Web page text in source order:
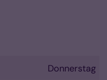
Donnerstag